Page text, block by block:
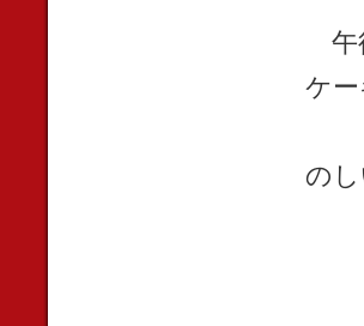
午
ケ
のし